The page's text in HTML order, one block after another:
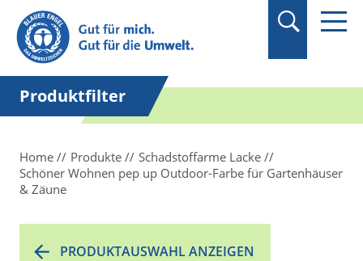
Suchbegriff in
Anführungszeichen
setzen.
Produktfilter
Home Produkte
Schadstoffarme Lacke
Schöner Wohnen pep up Outdoor-Farbe für Gartenhäuser
& Zäune
PRODUKTAUSWAHL ANZEIGEN